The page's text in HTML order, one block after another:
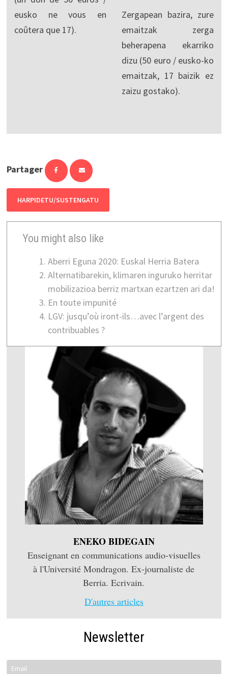
eusko ne vous en
coûtera que 17).
Zergapean bazira, zure
emaitzak zerga
beherapena ekarriko
dizu (50 euro / eusko-ko
emaitzak, 17 baizik ez
zaizu gostako).
Partager
HARPIDETU/SUSTENGATU
You might also like
Aberri Eguna 2020: Euskal Herria Batera
Alternatibarekin, klimaren inguruko herritar
mobilizazioa berriz martxan ezartzen ari da!
En toute impunité
LGV: jusqu’où iront-ils…avec l’argent des
contribuables ?
ENEKO BIDEGAIN
Enseignant en communications audio-visuelles
à l'Université Mondragon. Ex-journaliste de
Berria. Ecrivain.
D'autres articles
Newsletter